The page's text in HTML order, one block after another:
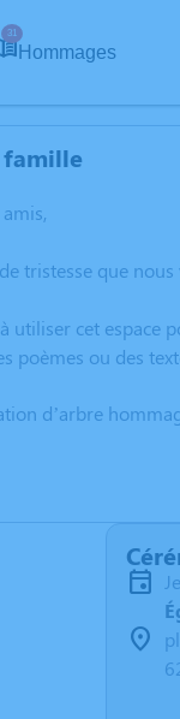
31
Hommages
famille
tristesse que
utiliser cet espace
poèmes ou des
d’arbre